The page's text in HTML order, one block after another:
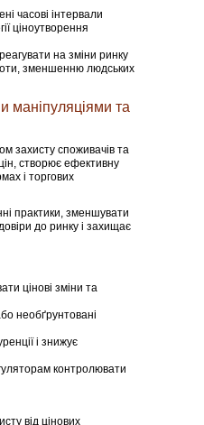
часові інтервали
ціноутворення
на зміни ринку
зменшенню людських
маніпуляціями та
захисту споживачів та
створює ефективну
і торгових
практики, зменшувати
до ринку і захищає
цінові зміни та
необґрунтовані
і знижує
контролювати
від цінових